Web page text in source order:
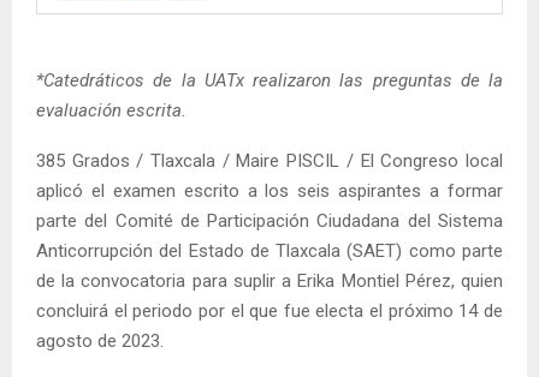
*Catedráticos de la UATx realizaron las preguntas de la
evaluación escrita.
385 Grados / Tlaxcala / Maire PISCIL / El Congreso local
aplicó el examen escrito a los seis aspirantes a formar
parte del Comité de Participación Ciudadana del Sistema
Anticorrupción del Estado de Tlaxcala (SAET) como parte
de la convocatoria para suplir a Erika Montiel Pérez, quien
concluirá el periodo por el que fue electa el próximo 14 de
agosto de 2023.